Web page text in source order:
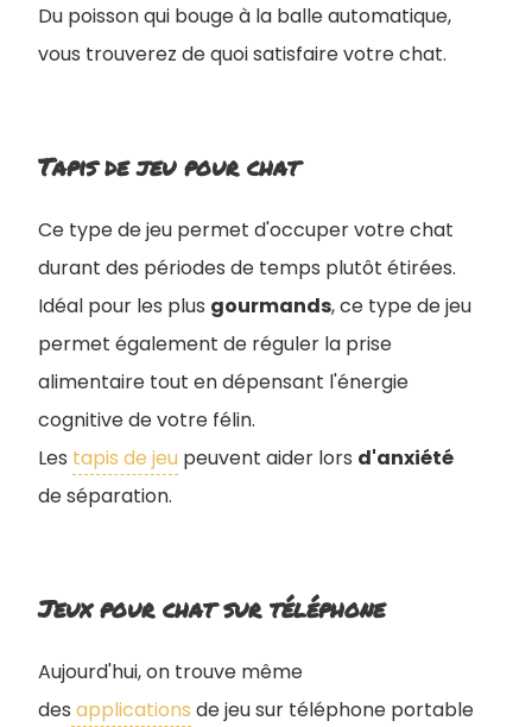
Du poisson qui bouge à la balle automatique,
vous trouverez de quoi satisfaire votre chat.
Tapis de jeu pour chat
Ce type de jeu permet d'occuper votre chat
durant des périodes de temps plutôt étirées.
Idéal pour les plus gourmands, ce type de jeu
permet également de réguler la prise
alimentaire tout en dépensant l'énergie
cognitive de votre félin.
Les tapis de jeu peuvent aider lors d'anxiété
de séparation.
Jeux pour chat sur téléphone
Aujourd'hui, on trouve même
des applications de jeu sur téléphone portable